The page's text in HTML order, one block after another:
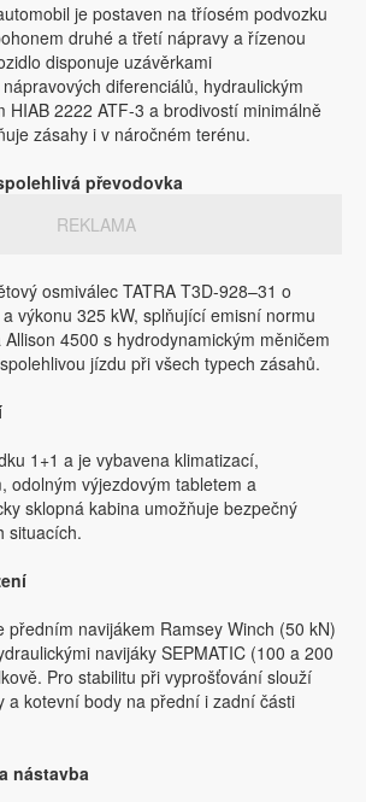
je postaven na tříosém podvozku
druhé a třetí nápravy a řízenou
disponuje uzávěrkami
diferenciálů, hydraulickým
HIAB 2222 ATF-3 a brodivostí minimálně
zásahy i v náročném terénu.
převodovka
REKLAMA
osmiválec TATRA T3D-928–31 o
výkonu 325 kW, splňující emisní normu
4500 s hydro­dynamickým měničem
jízdu při všech typech zásahů.
1+1 a je vybavena klimatizací,
odolným výjezdovým tabletem a
sklopná kabina umožňuje bezpečný
situacích.
předním navijákem Ramsey Winch (50 kN)
navijáky SEPMATIC (100 a 200
Pro stabilitu při vyprošťování slouží
a kotevní body na přední i zadní části
nástavba